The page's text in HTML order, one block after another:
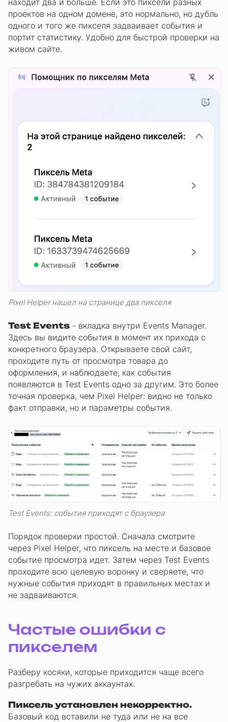
находит два и больше. Если это пиксели разных
проектов на одном домене, это нормально, но дубль
одного и того же пикселя задваивает события и
портит статистику. Удобно для быстрой проверки на
живом сайте.
Pixel Helper нашел на странице два пикселя
Test Events - вкладка внутри Events Manager.
Здесь вы видите события в момент их прихода с
конкретного браузера. Открываете свой сайт,
проходите путь от просмотра товара до
оформления, и наблюдаете, как события
появляются в Test Events одно за другим. Это более
точная проверка, чем Pixel Helper: видно не только
факт отправки, но и параметры события.
Test Events: события приходят с браузера
Порядок проверки простой. Сначала смотрите
через Pixel Helper, что пиксель на месте и базовое
событие просмотра идет. Затем через Test Events
проходите всю целевую воронку и сверяете, что
нужные события приходят в правильных местах и
не задваиваются.
Частые ошибки с
пикселем
Разберу косяки, которые приходится чаще всего
разгребать на чужих аккаунтах.
Пиксель установлен некорректно.
Базовый код вставили не туда или не на все